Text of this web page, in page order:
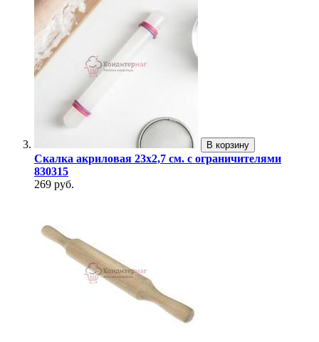
В корзину
Скалка акриловая 23х2,7 см. с ограничителями
830315
269 руб.